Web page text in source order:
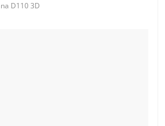
D110 3D